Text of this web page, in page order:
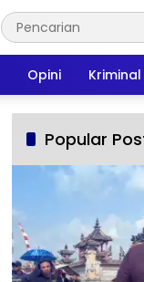
Opini Kriminal
Popular